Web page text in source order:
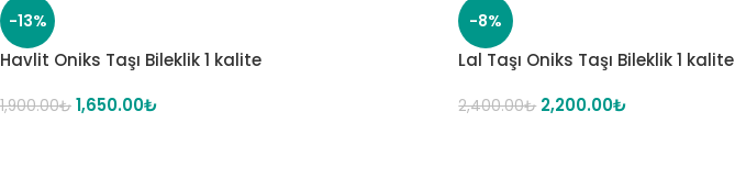
-13%
Havlit Oniks Taşı Bileklik 1 kalite
1,900.00₺ 1,650.00₺
-8%
Lal Taşı Oniks Taşı Bileklik 1 kalite
2,400.00₺ 2,200.00₺